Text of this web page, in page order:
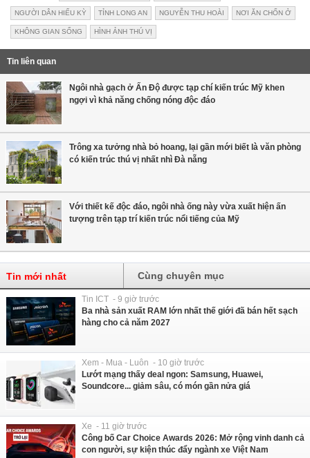
NGƯỜI DÂN HIẾU KỲ TỈNH LONG AN NGUYỄN THU HOÀI NƠI ĂN CHỐN Ở
KHÔNG GIAN SỐNG HÌNH ẢNH THÚ VỊ
Tin liên quan
Ngôi nhà gạch ở Ấn Độ được tạp chí kiến trúc Mỹ khen
ngợi vì khả năng chống nóng độc đáo
Trông xa tưởng nhà bỏ hoang, lại gần mới biết là văn phòng
có kiến trúc thú vị nhất nhì Đà nẵng
Với thiết kế độc đáo, ngôi nhà ống này vừa xuất hiện ấn
tượng trên tạp trí kiến trúc nổi tiếng của Mỹ
Tin mới nhất Cùng chuyên mục
Tin ICT - 9 giờ trước
Ba nhà sản xuất RAM lớn nhất thế giới đã bán hết sạch
hàng cho cả năm 2027
Xem - Mua - Luôn - 10 giờ trước
Lướt mạng thấy deal ngon: Samsung, Huawei,
Soundcore... giảm sâu, có món gần nửa giá
Xe - 11 giờ trước
Công bố Car Choice Awards 2026: Mở rộng vinh danh cả
con người, sự kiện thúc đẩy ngành xe Việt Nam